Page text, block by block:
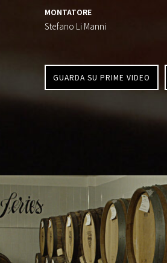
MONTATORE
Stefano Li Manni
GUARDA SU PRIME VIDEO